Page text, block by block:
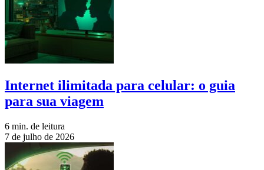
Internet ilimitada para celular: o guia
para sua viagem
6 min. de leitura
7 de julho de 2026